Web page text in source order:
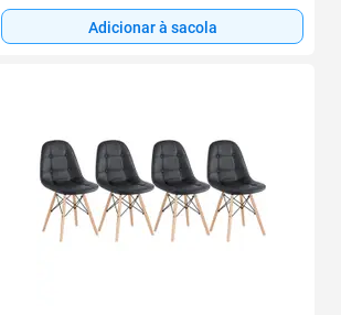
Adicionar à sacola